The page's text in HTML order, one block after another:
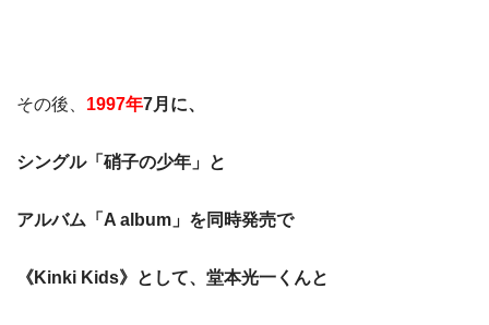
その後、 1997年7月に、
シングル「硝子の少年」と
アルバム「A album」を同時発売で
《Kinki Kids》として、堂本光一くんと